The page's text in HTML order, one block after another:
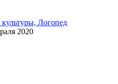
Логопед
2020